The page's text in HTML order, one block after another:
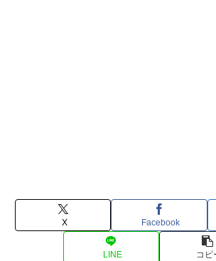
X Facebook
LINE コピ